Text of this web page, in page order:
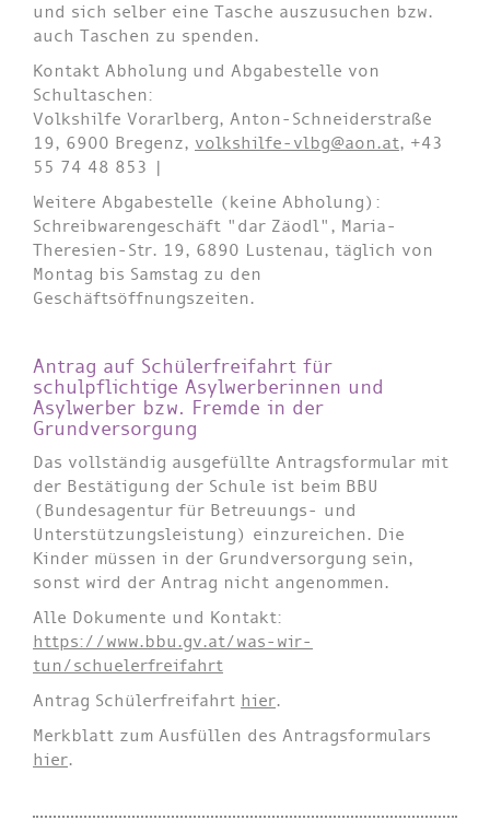
und sich selber eine Tasche auszusuchen bzw.
auch Taschen zu spenden.
Kontakt Abholung und Abgabestelle von
Schultaschen:
Volkshilfe Vorarlberg, Anton-Schneiderstraße
19, 6900 Bregenz, volkshilfe-vlbg@aon.at, +43
55 74 48 853 |
Weitere Abgabestelle (keine Abholung):
Schreibwarengeschäft "dar Zäodl", Maria-
Theresien-Str. 19, 6890 Lustenau, täglich von
Montag bis Samstag zu den
Geschäftsöffnungszeiten.
Antrag auf Schülerfreifahrt für
schulpflichtige Asylwerberinnen und
Asylwerber bzw. Fremde in der
Grundversorgung
Das vollständig ausgefüllte Antragsformular mit
der Bestätigung der Schule ist beim BBU
(Bundesagentur für Betreuungs- und
Unterstützungsleistung) einzureichen. Die
Kinder müssen in der Grundversorgung sein,
sonst wird der Antrag nicht angenommen.
Alle Dokumente und Kontakt:
https://www.bbu.gv.at/was-wir-
tun/schuelerfreifahrt
Antrag Schülerfreifahrt hier.
Merkblatt zum Ausfüllen des Antragsformulars
hier.